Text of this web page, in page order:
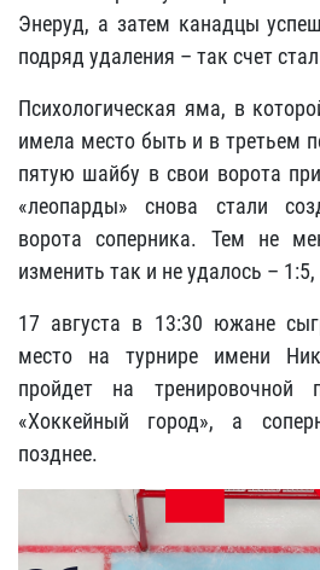
Энеруд, а затем канадцы
подряд удаления – так счет
Психологическая яма, в
имела место быть и в третьем
пятую шайбу в свои ворота
«леопарды» снова стали
ворота соперника. Тем не
изменить так и не удалось –
17 августа в 13:30 южане
место на турнире имени
пройдет на тренировочной
«Хоккейный город», а
позднее.